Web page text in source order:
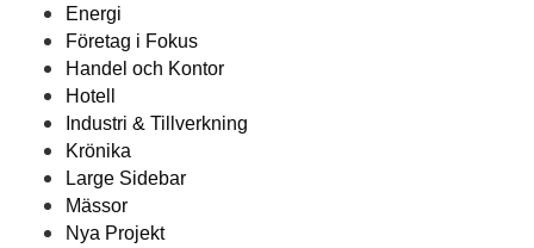
Energi
Företag i Fokus
Handel och Kontor
Hotell
Industri & Tillverkning
Krönika
Large Sidebar
Mässor
Nya Projekt